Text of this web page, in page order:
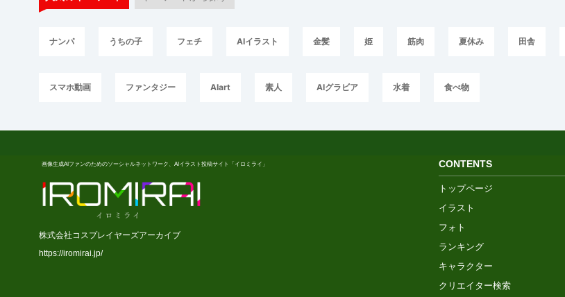
ナンパ うちの子 フェチ AIイラスト 金髪 姫 筋肉 夏休み 田舎
スマホ動画 ファンタジー AIart 素人 AIグラビア 水着 食べ物
画像生成AIファンのためのソーシャルネットワーク、AIイラスト投稿サイト「イロミライ」
株式会社コスプレイヤーズアーカイブ
https://iromirai.jp/
CONTENTS
トップページ
イラスト
フォト
ランキング
キャラクター
クリエイター検索